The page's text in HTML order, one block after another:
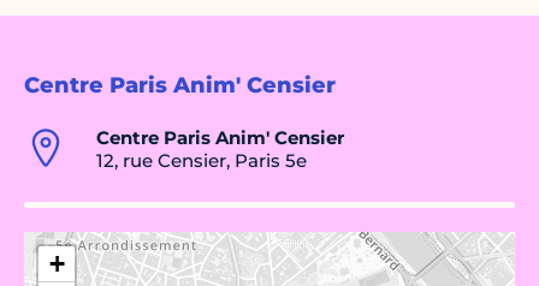
Centre Paris Anim' Censier
Centre Paris Anim' Censier
12, rue Censier, Paris 5e
+